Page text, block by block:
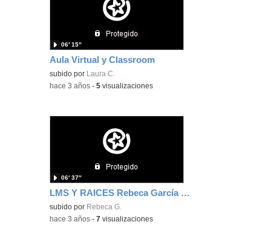
Aula Virtual y Classroom
subido por Laura C.
06′ 15″
-hace 3 años -5 visualizaciones
LMS Y RAICES Rebeca García Chavarrias
subido por Rebeca G.
06′ 37″
-hace 3 años -7 visualizaciones